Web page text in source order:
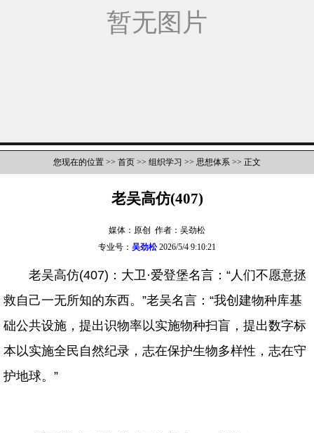
您现在的位置 >> 首页 >> 组织学习 >> 思想体系 >> 正文
老吴高仿(407)
媒体：原创 作者：吴劲松
专业号： 吴劲松2026/5/4 9:10:21
老吴高仿(407)：大卫·爱登堡名言：“人们不愿意拯
救自己一无所知的东西。”老吴名言：“我创建物种库基
础公共设施，提出识物率以实施物种扫盲，提出数字标
本以实施全民自然纪录，志在保护生物多样性，志在守
护地球。”